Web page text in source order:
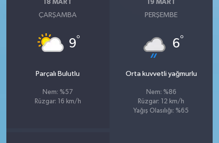
18 MART
ÇARŞAMBA
9°
Parçalı Bulutlu
Nem: %57
Rüzgar: 16 km/h
19 MART
PERŞEMBE
6°
Orta kuvvetli yağmurlu
Nem: %86
Rüzgar: 12 km/h
Yağış Olasılığı: %65